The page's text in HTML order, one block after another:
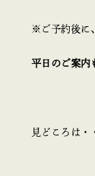
※ご予約後に
平日のご案内
見どころは・